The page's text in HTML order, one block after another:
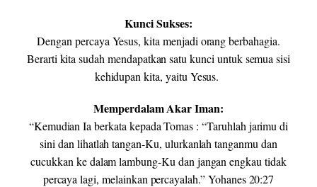
Kunci Sukses:
Dengan percaya Yesus, kita menjadi orang berbahagia.
Berarti kita sudah mendapatkan satu kunci untuk semua sisi
kehidupan kita, yaitu Yesus.
Memperdalam Akar Iman:
“Kemudian Ia berkata kepada Tomas : “Taruhlah jarimu di
sini dan lihatlah tangan-Ku, ulurkanlah tanganmu dan
cucukkan ke dalam lambung-Ku dan jangan engkau tidak
percaya lagi, melainkan percayalah.” Yohanes 20:27